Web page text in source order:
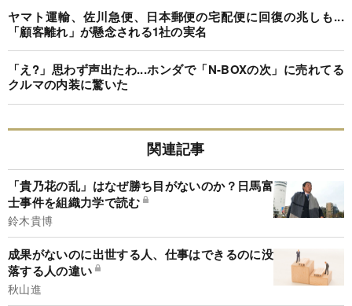
ヤマト運輸、佐川急便、日本郵便の宅配便に回復の兆しも...
「顧客離れ」が懸念される1社の実名
「え?」思わず声出たわ...ホンダで「N-BOXの次」に売れてる
クルマの内装に驚いた
関連記事
「貴乃花の乱」はなぜ勝ち目がないのか？日馬富
士事件を組織力学で読む
鈴木貴博
成果がないのに出世する人、仕事はできるのに没
落する人の違い
秋山進